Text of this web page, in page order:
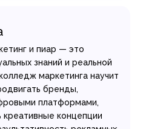
и пиар — это
знаний и реальной
маркетинга научит
бренды,
платформами,
креативные концепции